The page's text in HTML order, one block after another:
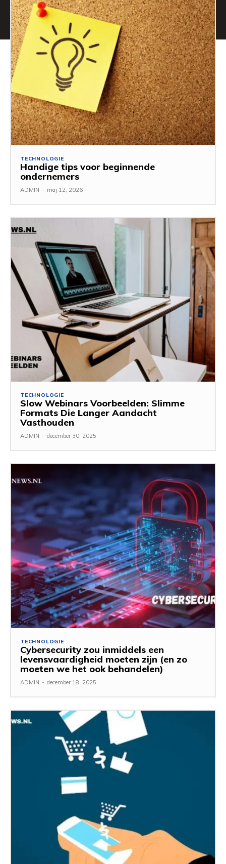
TECHNOLOGIE
Handige tips voor beginnende
ondernemers
ADMIN - maj 12, 2026
TECHNOLOGIE
Slow Webinars Voorbeelden: Slimme
Formats Die Langer Aandacht
Vasthouden
ADMIN - december 30, 2025
TECHNOLOGIE
Cybersecurity zou inmiddels een
levensvaardigheid moeten zijn (en zo
moeten we het ook behandelen)
ADMIN - december 18, 2025